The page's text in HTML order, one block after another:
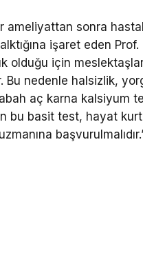
ameliyattan sonra
işaret eden
olduğu için
Bu nedenle halsizlik,
aç karna kalsiyum
bu basit test, hayat